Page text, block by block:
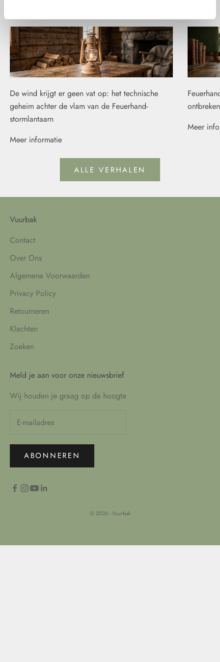
De wind krijgt er geen vat op: het technische
geheim achter de vlam van de Feuerhand-
stormlantaarn
Meer informatie
Meer
ALLE VERHALEN
Vuurbak
Contact
Over Ons
Algemene Voorwaarden
Privacy Policy
Retourneren
Klachten
Zoeken
Meld je aan voor onze nieuwsbrief
Wij houden je graag op de hoogte
ABONNEREN
© 2026 - Vuurbak